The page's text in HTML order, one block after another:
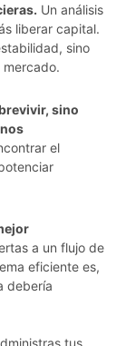
Un análisis
liberar capital.
sino
sino
el
a un flujo de
eficiente es,
debería